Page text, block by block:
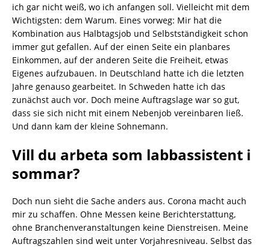
ich gar nicht weiß, wo ich anfangen soll. Vielleicht mit dem
Wichtigsten: dem Warum. Eines vorweg: Mir hat die
Kombination aus Halbtagsjob und Selbstständigkeit schon
immer gut gefallen. Auf der einen Seite ein planbares
Einkommen, auf der anderen Seite die Freiheit, etwas
Eigenes aufzubauen. In Deutschland hatte ich die letzten
Jahre genauso gearbeitet. In Schweden hatte ich das
zunächst auch vor. Doch meine Auftragslage war so gut,
dass sie sich nicht mit einem Nebenjob vereinbaren ließ.
Und dann kam der kleine Sohnemann.
Vill du arbeta som labbassistent i
sommar?
Doch nun sieht die Sache anders aus. Corona macht auch
mir zu schaffen. Ohne Messen keine Berichterstattung,
ohne Branchenveranstaltungen keine Dienstreisen. Meine
Auftragszahlen sind weit unter Vorjahresniveau. Selbst das